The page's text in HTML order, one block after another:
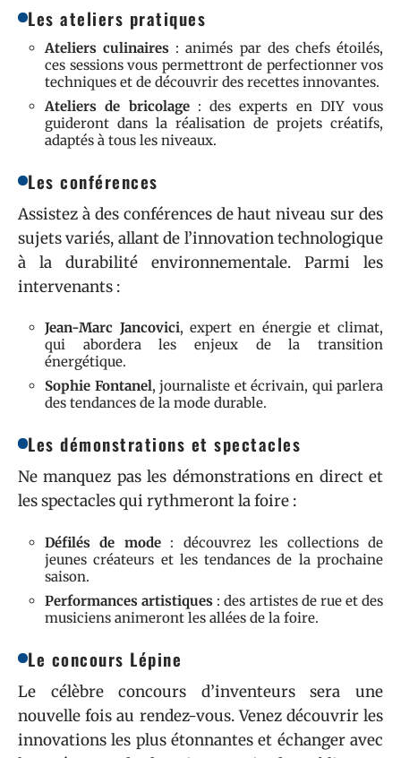
Les ateliers pratiques
Ateliers culinaires : animés par des chefs étoilés,
ces sessions vous permettront de perfectionner vos
techniques et de découvrir des recettes innovantes.
Ateliers de bricolage: des experts en DIY vous
guideront dans la réalisation de projets créatifs,
adaptés à tous les niveaux.
Les conférences
Assistez à des conférences de haut niveau sur des
sujets variés, allant de l’innovation technologique
à la durabilité environnementale. Parmi les
intervenants :
Jean-Marc Jancovici, expert en énergie et climat,
qui abordera les enjeux de la transition
énergétique.
Sophie Fontanel, journaliste et écrivain, qui parlera
des tendances de la mode durable.
Les démonstrations et spectacles
Ne manquez pas les démonstrations en direct et
les spectacles qui rythmeront la foire :
Défilés de mode: découvrez les collections de
jeunes créateurs et les tendances de la prochaine
saison.
Performances artistiques : des artistes de rue et des
musiciens animeront les allées de la foire.
Le concours Lépine
Le célèbre concours d’inventeurs sera une
nouvelle fois au rendez-vous. Venez découvrir les
innovations les plus étonnantes et échanger avec